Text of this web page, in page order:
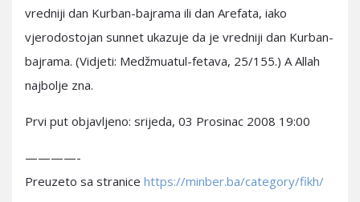
vredniji dan Kurban-bajrama ili dan Arefata, iako
vjerodostojan sunnet ukazuje da je vredniji dan Kurban-
bajrama. (Vidjeti: Medžmuatul-fetava, 25/155.) A Allah
najbolje zna.
Prvi put objavljeno: srijeda, 03 Prosinac 2008 19:00
————-
Preuzeto sa stranice https://minber.ba/category/fikh/